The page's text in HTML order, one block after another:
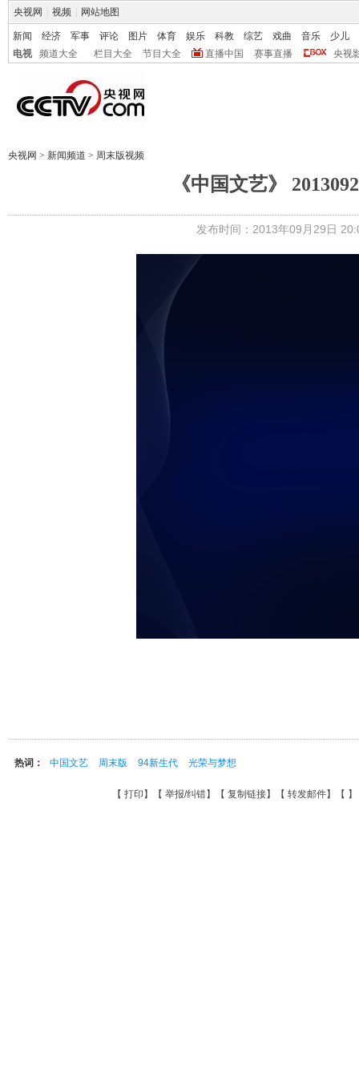
央视网 视频 网站地图
新闻 经济 军事 评论 图片 体育 娱乐 科教 综艺 戏曲 音乐
少儿
电视
频道大全 栏目大全 节目大全 直播中国 赛事直播 央视
央视网 > 新闻频道 > 周末版视频
《中国文艺》
发布时间：2013年09月29日
热词： 中国文艺 周末版 94新生代 光荣与梦想
【 打印 】【 举报/纠错】【 复制链接】【 转发邮件】【 】